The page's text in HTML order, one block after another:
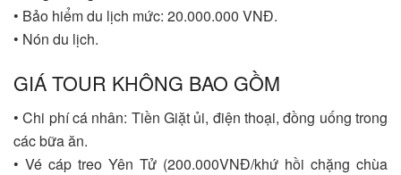
• Bảo hiểm du lịch mức: 20.000.000 VNĐ.
• Nón du lịch.
GIÁ TOUR KHÔNG BAO GỒM
• Chi phí cá nhân: Tiền Giặt ủi, điện thoại, đồng uống trong
các bữa ăn.
• Vé cáp treo Yên Tử (200.000VNĐ/khứ hồi chặng chùa